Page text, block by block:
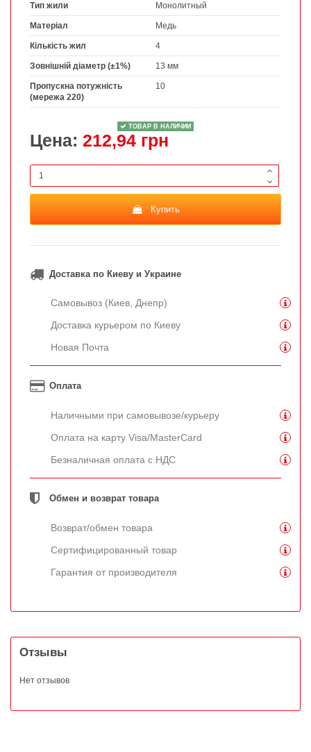
Тип жили Монолитный
Матеріал Медь
Кількість жил 4
Зовнішній діаметр (±1%) 13 мм
Пропускна потужність
(мережа 220)
10
ТОВАР В НАЛИЧИИ
Цена: 212,94 грн
Купить
Доставка по Киеву и Украине
Самовывоз (Киев, Днепр)
Доставка курьером по Киеву
Новая Почта
Оплата
Наличными при самовывозе/курьеру
Оплата на карту Visa/MasterCard
Безналичная оплата с НДС
Обмен и возврат товара
Возврат/обмен товара
Сертифицированный товар
Гарантия от производителя
Отзывы
Нет отзывов